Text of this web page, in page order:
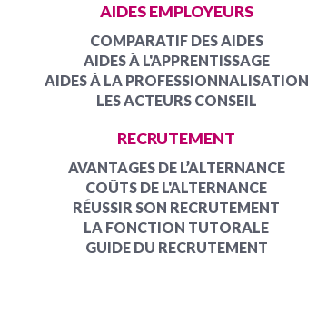
AIDES EMPLOYEURS
COMPARATIF DES AIDES
AIDES À L'APPRENTISSAGE
AIDES À LA PROFESSIONNALISATION
LES ACTEURS CONSEIL
RECRUTEMENT
AVANTAGES DE L’ALTERNANCE
COÛTS DE L'ALTERNANCE
RÉUSSIR SON RECRUTEMENT
LA FONCTION TUTORALE
GUIDE DU RECRUTEMENT